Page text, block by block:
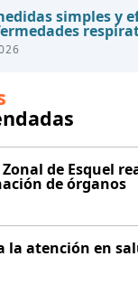
simples y
de Esquel
de órganos
la atención en